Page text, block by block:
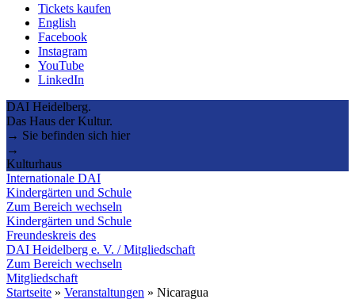
Tickets kaufen
English
Facebook
Instagram
YouTube
LinkedIn
DAI Heidelberg.
Das Haus der Kultur.
→ Sie befinden sich hier
→
Kulturhaus
Internationale DAI
Kindergärten und Schule
Zum Bereich wechseln
Kindergärten und Schule
Freundeskreis des
DAI Heidelberg e. V. / Mitgliedschaft
Zum Bereich wechseln
Mitgliedschaft
Startseite » Veranstaltungen » Nicaragua